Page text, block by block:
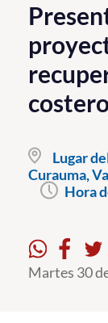
PUCV
Vinculación
Admisión
Pregrado
Postgrado
Estudiantes
Lugar
Curauma,
Hora
Martes 30